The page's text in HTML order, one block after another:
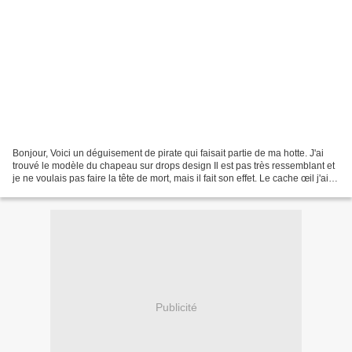
Bonjour, Voici un déguisement de pirate qui faisait partie de ma hotte. J'ai
trouvé le modèle du chapeau sur drops design Il est pas très ressemblant et
je ne voulais pas faire la tête de mort, mais il fait son effet. Le cache œil j'ai
Publicité